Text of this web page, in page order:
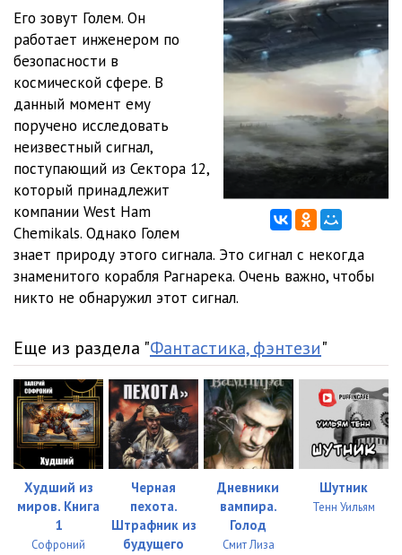
Его зовут Голем. Он
работает инженером по
безопасности в
космической сфере. В
данный момент ему
поручено исследовать
неизвестный сигнал,
поступающий из Сектора 12,
который принадлежит
компании West Ham
Chemikals. Однако Голем
знает природу этого сигнала. Это сигнал с некогда
знаменитого корабля Рагнарека. Очень важно, чтобы
никто не обнаружил этот сигнал.
Еще из раздела "Фантастика, фэнтези"
Худший из
миров. Книга
1
Софроний
Черная
пехота.
Штрафник из
будущего
Дневники
вампира.
Голод
Смит Лиза
Шутник
Тенн Уильям